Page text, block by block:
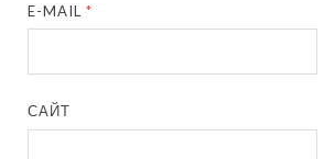
E-MAIL*
САЙТ